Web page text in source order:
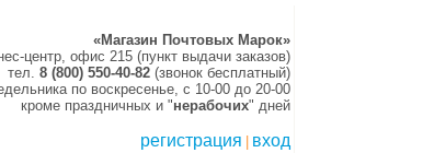
«Магазин Почтовых Марок»
центр, офис 215 (пункт выдачи заказов)
тел. 8 (800) 550-40-82 (звонок бесплатный)
по воскресенье, c 10-00 до 20-00
кроме праздничных и "нерабочих" дней
регистрация вход